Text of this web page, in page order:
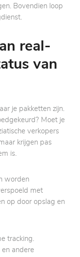
Bovendien loop
real-
van
je pakketten zijn.
Moet je
verkopers
krijgen pas
is.
worden
met
op door opslag en
tracking.
andere